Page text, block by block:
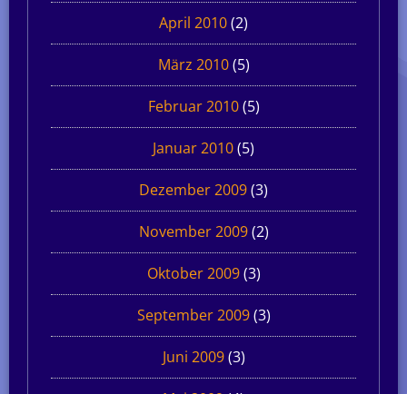
April 2010(2)
März 2010(5)
Februar 2010(5)
Januar 2010(5)
Dezember 2009(3)
November 2009(2)
Oktober 2009(3)
September 2009(3)
Juni 2009(3)